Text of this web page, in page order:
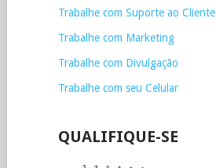
Trabalhe com Suporte ao Cliente
Trabalhe com Marketing
Trabalhe com Divulgação
Trabalhe com seu Celular
QUALIFIQUE-SE